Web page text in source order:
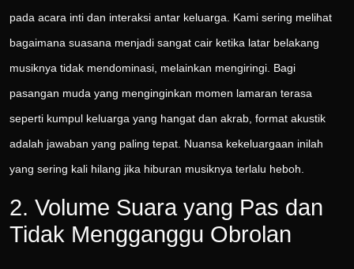
pada acara inti dan interaksi antar keluarga. Kami sering melihat
bagaimana suasana menjadi sangat cair ketika latar belakang
musiknya tidak mendominasi, melainkan mengiringi. Bagi
pasangan muda yang menginginkan momen lamaran terasa
seperti kumpul keluarga yang hangat dan akrab, format akustik
adalah jawaban yang paling tepat. Nuansa kekeluargaan inilah
yang sering kali hilang jika hiburan musiknya terlalu heboh.
2. Volume Suara yang Pas dan
Tidak Mengganggu Obrolan